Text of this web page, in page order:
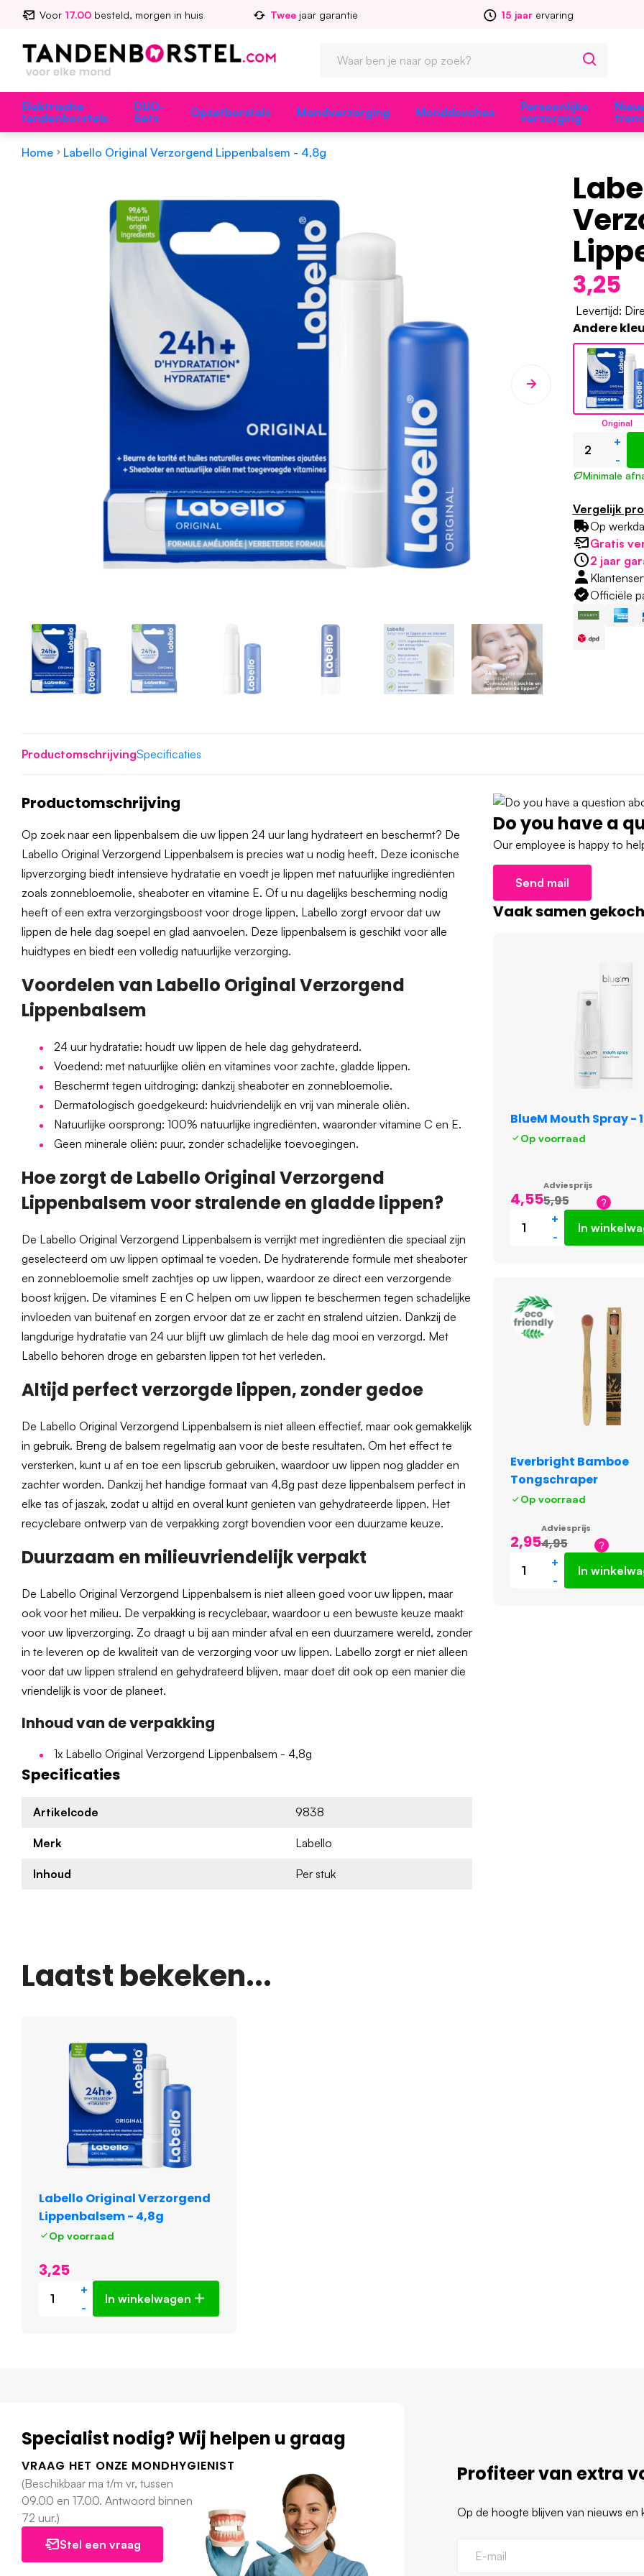
Voor 17.00 besteld, morgen in huis Twee jaar garantie 15 jaar ervaring
Elektrische
tandenborstels
DUO-
Sets
Opzetborstels Mondverzorging Monddouches
Persoonlijke
verzorging
Home Labello Original Verzorgend Lippenbalsem - 4,8g
3,25
Levertijd:
Andere
Original
+
-
Minimale
Vergelijk
Op
Gratis
2 jaar
Officiële
ProductomschrijvingSpecificaties
Productomschrijving
Op zoek naar een lippenbalsem die uw lippen 24 uur lang hydrateert en beschermt? De
Labello Original Verzorgend Lippenbalsem is precies wat u nodig heeft. Deze iconische
lipverzorging biedt intensieve hydratatie en voedt je lippen met natuurlijke ingrediënten
zoals zonnebloemolie, sheaboter en vitamine E. Of u nu dagelijks bescherming nodig
heeft of een extra verzorgingsboost voor droge lippen, Labello zorgt ervoor dat uw
lippen de hele dag soepel en glad aanvoelen. Deze lippenbalsem is geschikt voor alle
huidtypes en biedt een volledig natuurlijke verzorging.
Voordelen van Labello Original Verzorgend
Lippenbalsem
24 uur hydratatie: houdt uw lippen de hele dag gehydrateerd.
Voedend: met natuurlijke oliën en vitamines voor zachte, gladde lippen.
Beschermt tegen uitdroging: dankzij sheaboter en zonnebloemolie.
Dermatologisch goedgekeurd: huidvriendelijk en vrij van minerale oliën.
Natuurlijke oorsprong: 100% natuurlijke ingrediënten, waaronder vitamine C en E.
Geen minerale oliën: puur, zonder schadelijke toevoegingen.
Hoe zorgt de Labello Original Verzorgend
Lippenbalsem voor stralende en gladde lippen?
De Labello Original Verzorgend Lippenbalsem is verrijkt met ingrediënten die speciaal zijn
geselecteerd om uw lippen optimaal te voeden. De hydraterende formule met sheaboter
en zonnebloemolie smelt zachtjes op uw lippen, waardoor ze direct een verzorgende
boost krijgen. De vitamines E en C helpen om uw lippen te beschermen tegen schadelijke
invloeden van buitenaf en zorgen ervoor dat ze er zacht en stralend uitzien. Dankzij de
langdurige hydratatie van 24 uur blijft uw glimlach de hele dag mooi en verzorgd. Met
Labello behoren droge en gebarsten lippen tot het verleden.
Altijd perfect verzorgde lippen, zonder gedoe
De Labello Original Verzorgend Lippenbalsem is niet alleen effectief, maar ook gemakkelijk
in gebruik. Breng de balsem regelmatig aan voor de beste resultaten. Om het effect te
versterken, kunt u af en toe een lipscrub gebruiken, waardoor uw lippen nog gladder en
zachter worden. Dankzij het handige formaat van 4,8g past deze lippenbalsem perfect in
elke tas of jaszak, zodat u altijd en overal kunt genieten van gehydrateerde lippen. Het
recyclebare ontwerp van de verpakking zorgt bovendien voor een duurzame keuze.
Duurzaam en milieuvriendelijk verpakt
De Labello Original Verzorgend Lippenbalsem is niet alleen goed voor uw lippen, maar
ook voor het milieu. De verpakking is recyclebaar, waardoor u een bewuste keuze maakt
voor uw lipverzorging. Zo draagt u bij aan minder afval en een duurzamere wereld, zonder
in te leveren op de kwaliteit van de verzorging voor uw lippen. Labello zorgt er niet alleen
voor dat uw lippen stralend en gehydrateerd blijven, maar doet dit ook op een manier die
vriendelijk is voor de planeet.
Inhoud van de verpakking
1x Labello Original Verzorgend Lippenbalsem - 4,8g
Specificaties
Artikelcode 9838
Merk Labello
Inhoud Per stuk
Do you have a
Our employee is happy to
Send mail
Vaak samen
BlueM Mouth Spray -
Op voorraad
4,55
Adviesprijs
5,95
+
-
In
Everbright Bamboe
Tongschraper
Op voorraad
2,95
Adviesprijs
4,95
+
-
In
Laatst bekeken...
Labello Original Verzorgend
Lippenbalsem - 4,8g
Op voorraad
3,25
+
-
In winkelwagen
Specialist nodig? Wij helpen u graag
VRAAG HET ONZE MONDHYGIENIST
(Beschikbaar ma t/m vr, tussen
09.00 en 17.00. Antwoord binnen
72 uur.)
Stel een vraag
Profiteer van extra
Op de hoogte blijven van nieuws